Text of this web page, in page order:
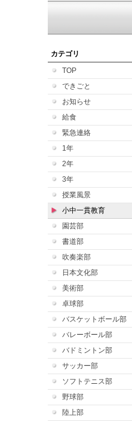
カテゴリ
TOP
できごと
お知らせ
給食
緊急連絡
1年
2年
3年
授業風景
小中一貫教育
園芸部
書道部
吹奏楽部
日本文化部
美術部
卓球部
バスケットボール部
バレーボール部
バドミントン部
サッカー部
ソフトテニス部
野球部
陸上部